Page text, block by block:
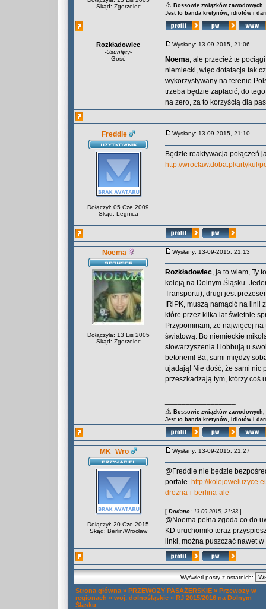
Skąd: Zgorzelec
⚠ Bossowie związków
Jest to banda kretynów, idiotów i
Rozkładowiec
-Usunięty-
Gość
Wysłany: 13-09-2015, 21:06
Noema, ale przecież te
niemiecki, więc dotatacja tak
wykorzystywany na terenie
trzeba będzie zapłacić, do
na zero, za to korzyścią dla
Freddie
Dołączył: 05 Cze 2009
Skąd: Legnica
Wysłany: 13-09-2015, 21:10
Będzie reaktywacja połączeń
http://wroclaw.doba.pl/artykul/
Noema
Dołączyła: 13 Lis 2005
Skąd: Zgorzelec
Wysłany: 13-09-2015, 21:13
Rozkładowiec, ja to wiem, Ty
koleją na Dolnym Śląsku.
Transportu), drugi jest
IRiPK, muszą namącić na linii
które przez kilka lat świetnie
Przypominam, że najwięcej
światową. Bo niemieckie
stowarzyszenia i lobbują u
betonem! Ba, sami między
ujadają! Nie dość, że sami nic
przeszkadzają tym, którzy coś
⚠ Bossowie związków
Jest to banda kretynów, idiotów i
MK_Wro
Dołączył: 20 Cze 2015
Skąd: Berlin/Wrocław
Wysłany: 13-09-2015, 21:27
@Freddie nie będzie
portale. http://
drezna-i-berlina-ale
[ Dodano: 13-09-2015, 21:33 ]
@Noema pełna zgoda co do
KD uruchomiło teraz
linki, można puszczać nawet
Wyświetl posty z ostatnich:
Strona główna » PRZEWOZY PASAŻERSKIE » Przewozy w
regionach » woj. dolnośląskie » RJ 2015/2016 na Dolnym
Śląsku